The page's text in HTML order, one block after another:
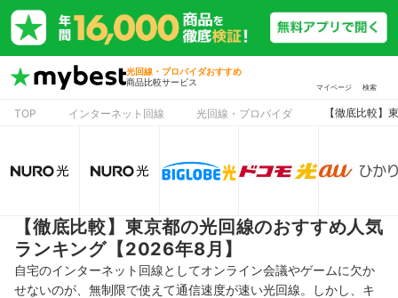
光回線・プロバイダおすすめ
商品比較サービス
マイページ 検索
TOP インターネット回線 光回線・プロバイダ 【徹底比較】
【徹底比較】東京都の光回線のおすすめ人気
ランキング【2026年8月】
自宅のインターネット回線としてオンライン会議やゲームに欠か
せないのが、無制限で使えて通信速度が速い光回線。しかし、キ